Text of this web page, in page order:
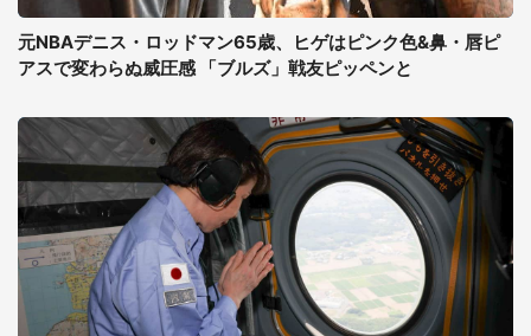
元NBAデニス・ロッドマン65歳、ヒゲはピンク色&鼻・唇ピ
アスで変わらぬ威圧感 「ブルズ」戦友ピッペンと